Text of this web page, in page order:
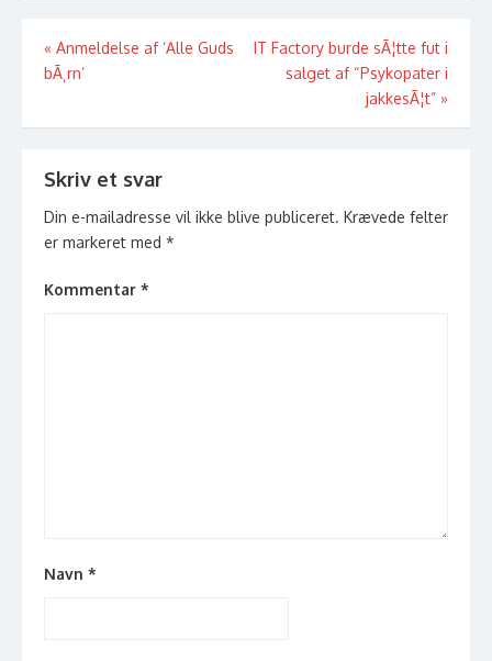
Indlægsnavigation
« Anmeldelse af ‘Alle Guds
bÃ¸rn’
IT Factory burde sÃ¦tte fut i
salget af “Psykopater i
jakkesÃ¦t” »
Skriv et svar
Din e-mailadresse vil ikke blive publiceret. Krævede felter
er markeret med *
Kommentar *
Navn *